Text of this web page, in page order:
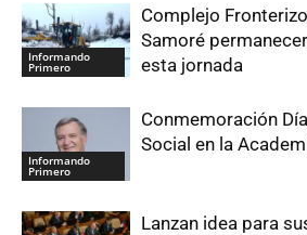
Informando
Primero
Complejo
Samoré
esta jornada
Informando
Primero
Conmemoración
Social en la
Lanzan idea para